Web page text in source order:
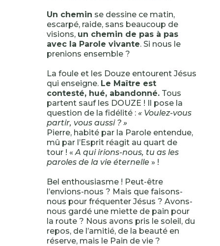
Un chemin se dessine ce matin,
escarpé, raide, sans beaucoup de
visions, un chemin de pas à pas
avec la Parole vivante. Si nous le
prenions ensemble ?
La foule et les Douze entourent Jésus
qui enseigne. Le Maître est
contesté, hué, abandonné.Tous
partent sauf les DOUZE ! Il pose la
question de la fidélité : « Voulez-vous
partir, vous aussi ? »
Pierre, habité par la Parole entendue,
mû par l’Esprit réagit au quart de
tour ! «A qui irions-nous, tu as les
paroles de la vie éternelle» !
Bel enthousiasme ! Peut-être
l’envions-nous ? Mais que faisons-
nous pour fréquenter Jésus ? Avons-
nous gardé une miette de pain pour
la route ? Nous avons pris le soleil, du
repos, de l’amitié, de la beauté en
réserve, mais le Pain de vie ?